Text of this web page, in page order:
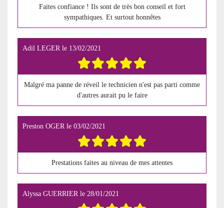
Faites confiance ! Ils sont de très bon conseil et fort
sympathiques. Et surtout honnêtes
Adil LEGER le 13/02/2021
Malgré ma panne de réveil le technicien n'est pas parti comme
d'autres aurait pu le faire
Preston OGERle 03/02/2021
Prestations faites au niveau de mes attentes
Alyssa GUERRIERle 28/01/2021